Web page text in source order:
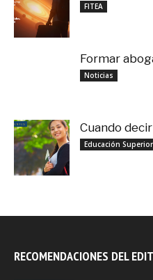
FITEA
Formar
Noticias
Cuando
Educación Superior
RECOMENDACIONES DEL